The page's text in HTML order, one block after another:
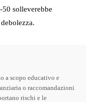
solleverebbe
a scopo educativo e
o raccomandazioni
rischi e le